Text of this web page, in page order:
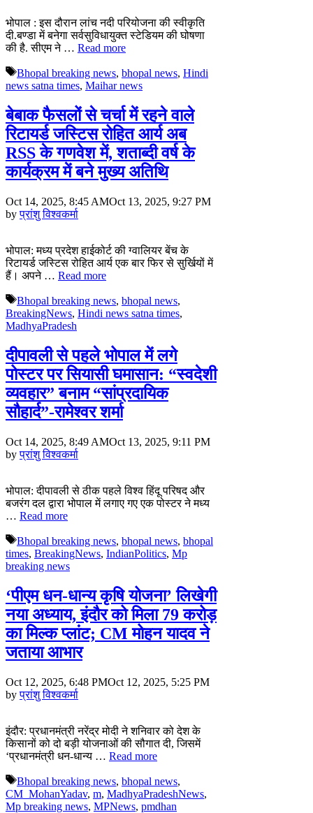
भोपाल : इस दौरान लांच नदी परियोजना की स्वीकृति
दी.बण्डा में बनेगा सर्वसुविधायुक्त स्टेडियम की घोषणा
की है. सीएम ने … Read more
Tags
Bhopal breaking news, bhopal news, Hindi
news satna times, Maihar news
बेबाक फैसलों से चर्चा में रहने वाले
रिटायर्ड जस्टिस रोहित आर्य अब
RSS के गणवेश में, शताब्दी वर्ष के
कार्यक्रम में बने मुख्य अतिथि
Oct 14, 2025, 8:45 AMOct 13, 2025, 9:27 PM
byप्रांशु विश्वकर्मा
भोपाल: मध्य प्रदेश हाईकोर्ट की ग्वालियर बेंच के
रिटायर्ड जस्टिस रोहित आर्य एक बार फिर से सुर्खियों में
हैं। अपने … Read more
Tags
Bhopal breaking news, bhopal news,
BreakingNews, Hindi news satna times,
MadhyaPradesh
दीपावली से पहले भोपाल में लगे
पोस्टर पर सियासी घमासान: “स्वदेशी
व्यवहार” बनाम “सांप्रदायिक
सौहार्द”-रामेश्वर शर्मा
Oct 14, 2025, 8:49 AMOct 13, 2025, 9:11 PM
byप्रांशु विश्वकर्मा
भोपाल: दीपावली से ठीक पहले विश्व हिंदू परिषद और
बजरंग दल द्वारा भोपाल में लगाए गए एक पोस्टर ने मध्य
… Read more
Tags
Bhopal breaking news, bhopal news, bhopal
times, BreakingNews, IndianPolitics, Mp
breaking news
‘पीएम धन-धान्य कृषि योजना’ लिखेगी
नया अध्याय, इंदौर को मिला 79 करोड़
का मिल्क प्लांट; CM मोहन यादव ने
जताया आभार
Oct 12, 2025, 6:48 PMOct 12, 2025, 5:25 PM
byप्रांशु विश्वकर्मा
इंदौर: प्रधानमंत्री नरेंद्र मोदी ने शनिवार को देश के
किसानों को दो बड़ी योजनाओं की सौगात दी, जिसमें
‘प्रधानमंत्री धन-धान्य … Read more
Tags
Bhopal breaking news, bhopal news,
CM_MohanYadav, m, MadhyaPradeshNews,
Mp breaking news, MPNews, pmdhan